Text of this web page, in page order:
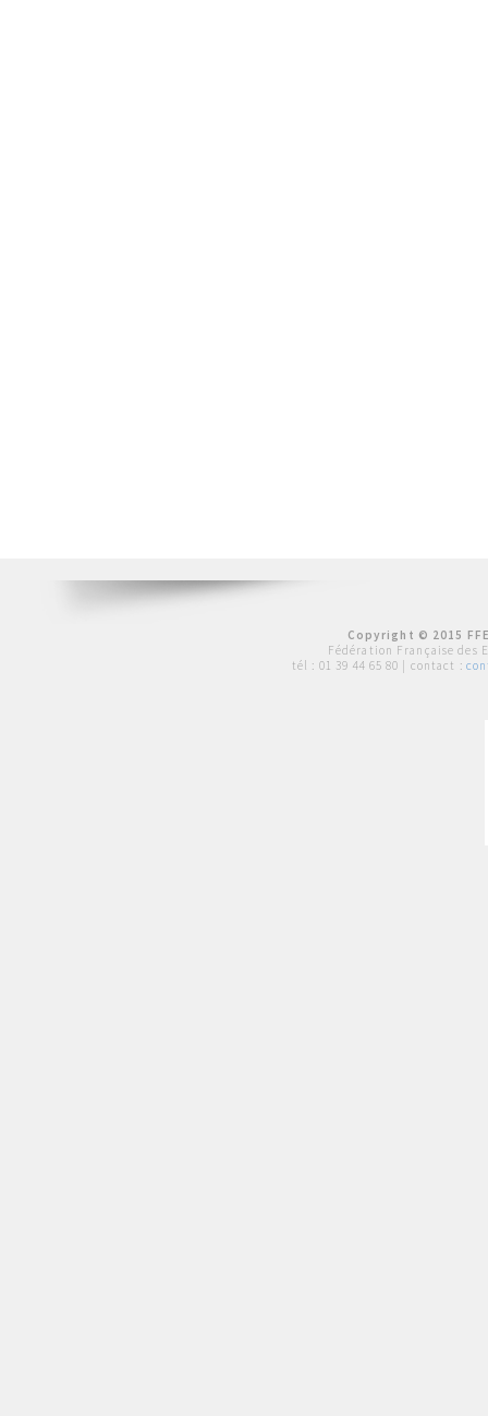
Copyright © 2015
Fédération Française des
tél : 01 39 44 65 80 | contact :